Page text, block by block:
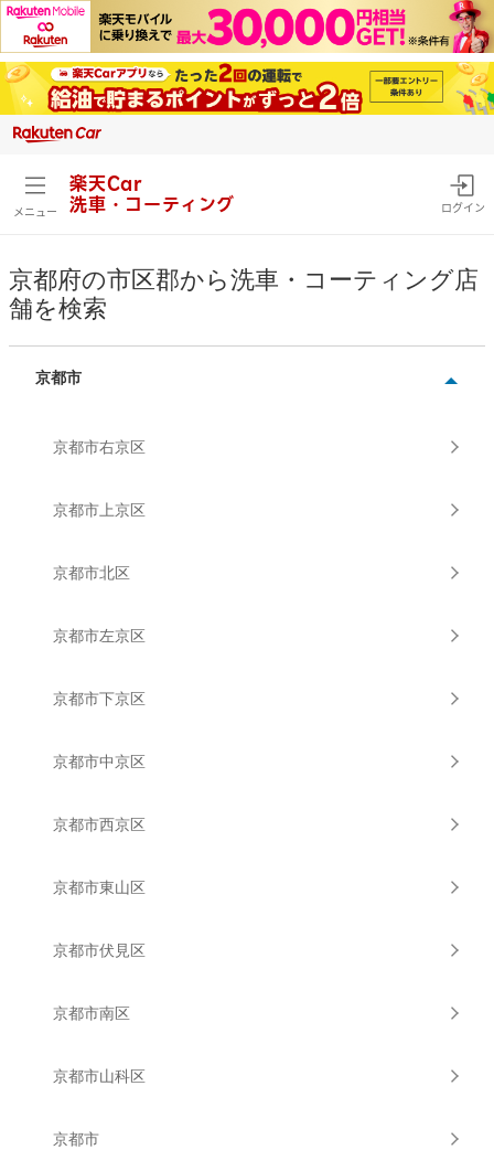
メニュー
楽天Car
洗車・コーティング
ログイン
京都府の市区郡から洗車・コーティング店
舗を検索
京都市
京都市右京区
京都市上京区
京都市北区
京都市左京区
京都市下京区
京都市中京区
京都市西京区
京都市東山区
京都市伏見区
京都市南区
京都市山科区
京都市